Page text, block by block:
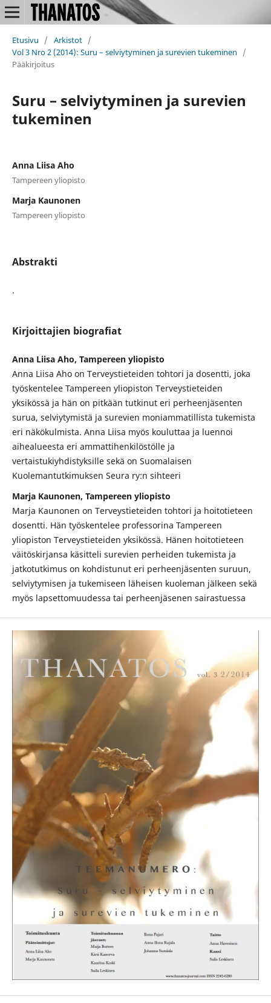
Etusivu / Arkistot /
Vol 3 Nro 2 (2014): Suru – selviytyminen ja surevien tukeminen
/
Pääkirjoitus
Suru – selviytyminen ja surevien
tukeminen
Anna Liisa Aho
Tampereen yliopisto
Marja Kaunonen
Tampereen yliopisto
Abstrakti
.
Kirjoittajien biografiat
Anna Liisa Aho, Tampereen yliopisto
Anna Liisa Aho on Terveystieteiden tohtori ja dosentti, joka
työskentelee Tampereen yliopiston Terveystieteiden
yksikössä ja hän on pitkään tutkinut eri perheenjäsenten
surua, selviytymistä ja surevien moniammatillista tukemista
eri näkökulmista. Anna Liisa myös kouluttaa ja luennoi
aihealueesta eri ammattihenkilöstölle ja
vertaistukiyhdistyksille sekä on Suomalaisen
Kuolemantutkimuksen Seura ry:n sihteeri
Marja Kaunonen, Tampereen yliopisto
Marja Kaunonen on Terveystieteiden tohtori ja hoitotieteen
dosentti. Hän työskentelee professorina Tampereen
yliopiston Terveystieteiden yksikössä. Hänen hoitotieteen
väitöskirjansa käsitteli surevien perheiden tukemista ja
jatkotutkimus on kohdistunut eri perheenjäsenten suruun,
selviytymisen ja tukemiseen läheisen kuoleman jälkeen sekä
myös lapsettomuudessa tai perheenjäsenen sairastuessa